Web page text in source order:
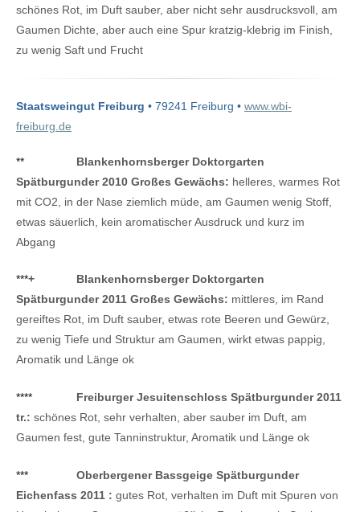
schönes Rot, im Duft sauber, aber nicht sehr ausdrucksvoll, am
Gaumen Dichte, aber auch eine Spur kratzig-klebrig im Finish,
zu wenig Saft und Frucht
Staatsweingut Freiburg • 79241 Freiburg • www.wbi-
freiburg.de
**
Blankenhornsberger Doktorgarten
Spätburgunder 2010 Großes Gewächs: helleres, warmes Rot
mit CO2, in der Nase ziemlich müde, am Gaumen wenig Stoff,
etwas säuerlich, kein aromatischer Ausdruck und kurz im
Abgang
***+
Blankenhornsberger Doktorgarten
Spätburgunder 2011 Großes Gewächs: mittleres, im Rand
gereiftes Rot, im Duft sauber, etwas rote Beeren und Gewürz,
zu wenig Tiefe und Struktur am Gaumen, wirkt etwas pappig,
Aromatik und Länge ok
****
Freiburger Jesuitenschloss Spätburgunder 2011
tr.: schönes Rot, sehr verhalten, aber sauber im Duft, am
Gaumen fest, gute Tanninstruktur, Aromatik und Länge ok
***
Oberbergener Bassgeige Spätburgunder
Eichenfass 2011 : gutes Rot, verhalten im Duft mit Spuren von